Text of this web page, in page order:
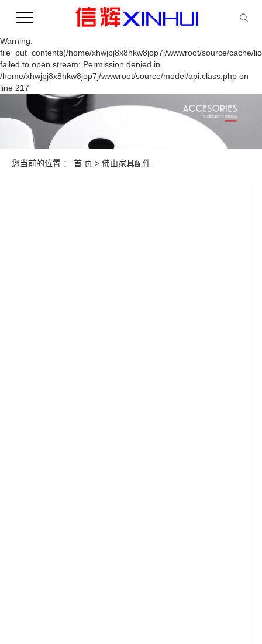
Warning:
file_put_contents(/home/xhwjpj8x8hkw8jop7j/wwwroot/source/cache/
failed to open stream: Permission denied in
/home/xhwjpj8x8hkw8jop7j/wwwroot/source/model/api.class.php on
line 217
您当前的位置 ： 首 页 > 佛山家具配件